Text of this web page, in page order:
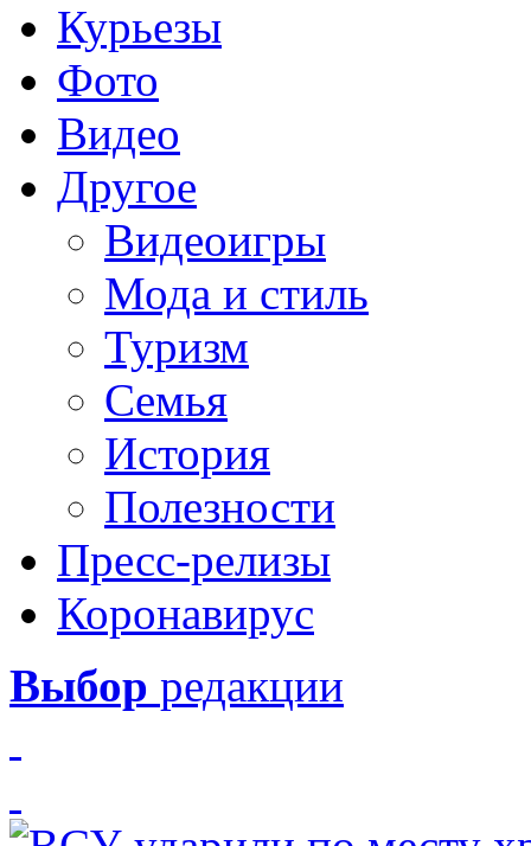
Курьезы
Фото
Видео
Другое
Видеоигры
Мода и стиль
Туризм
Семья
История
Полезности
Пресс-релизы
Коронавирус
Выбор редакции